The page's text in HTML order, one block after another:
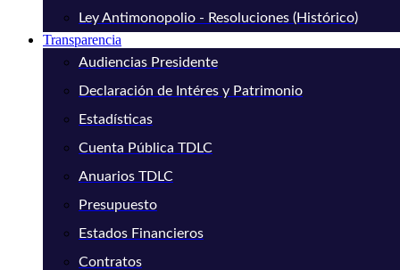
Ley Antimonopolio - Resoluciones (Histórico)
Transparencia
Audiencias Presidente
Declaración de Intéres y Patrimonio
Estadísticas
Cuenta Pública TDLC
Anuarios TDLC
Presupuesto
Estados Financieros
Contratos